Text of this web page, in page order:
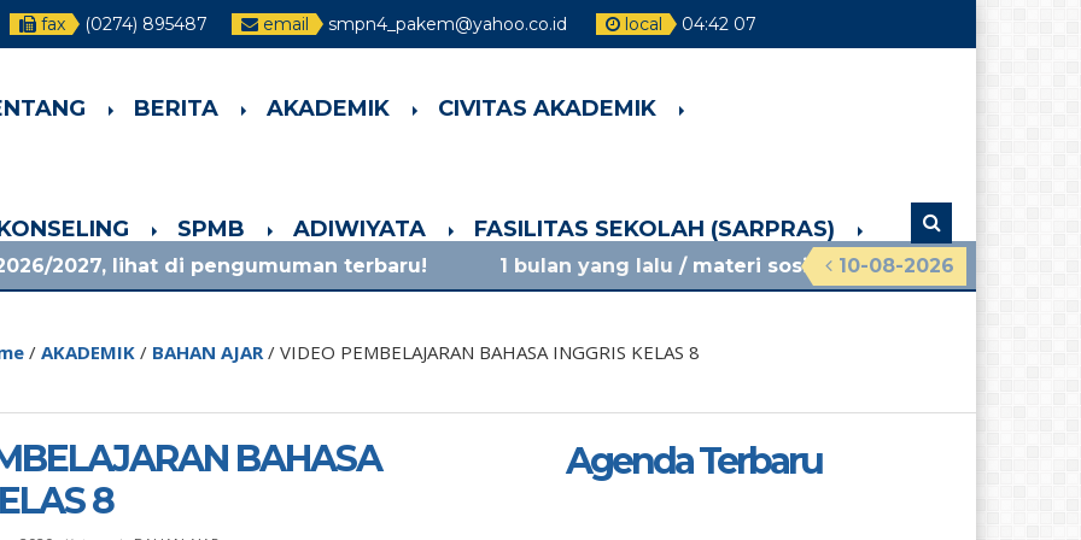
fax (0274) 895487 email smpn4_pakem@yahoo.co.id local 04:42 08
BERITA AKADEMIK CIVITAS AKADEMIK
SPMB ADIWIYATA FASILITAS SEKOLAH (SARPRAS)
10-08-2026
di pengumuman terbaru! 1 bulan yang lalu/ materi sosialisasi mpls ramah 2026 smpn 4
/ AKADEMIK / BAHAN AJAR/ VIDEO PEMBELAJARAN BAHASA INGGRIS KELAS 8
BAHASA
8
Agenda Terbaru